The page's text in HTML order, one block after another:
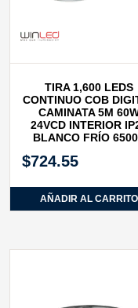
TIRA 1,600 LEDS
CONTINUO COB
CAMINATA 5M
24VCD INTERIOR
BLANCO FRÍO
$724.55
AÑADIR AL CARRITO